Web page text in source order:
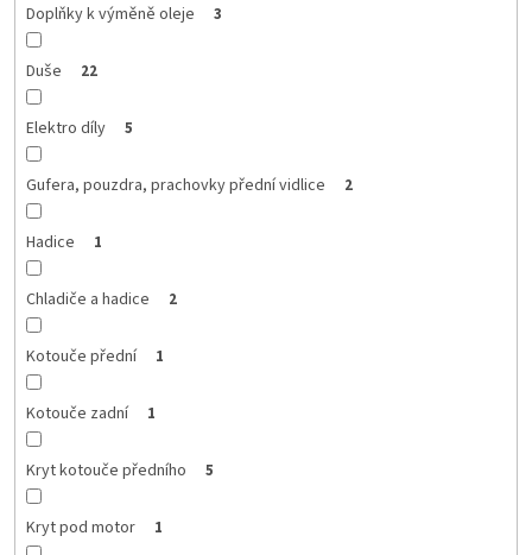
Doplňky k výměně oleje 3
Duše 22
Elektro díly 5
Gufera, pouzdra, prachovky přední vidlice 2
Hadice 1
Chladiče a hadice 2
Kotouče přední 1
Kotouče zadní 1
Kryt kotouče předního 5
Kryt pod motor 1